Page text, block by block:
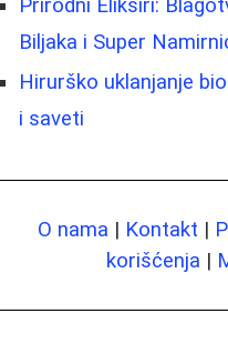
Prirodni Eliksiri:
Biljaka i Super
Hirurško uklanjanje
i saveti
O nama | Kontakt |
korišćenja |